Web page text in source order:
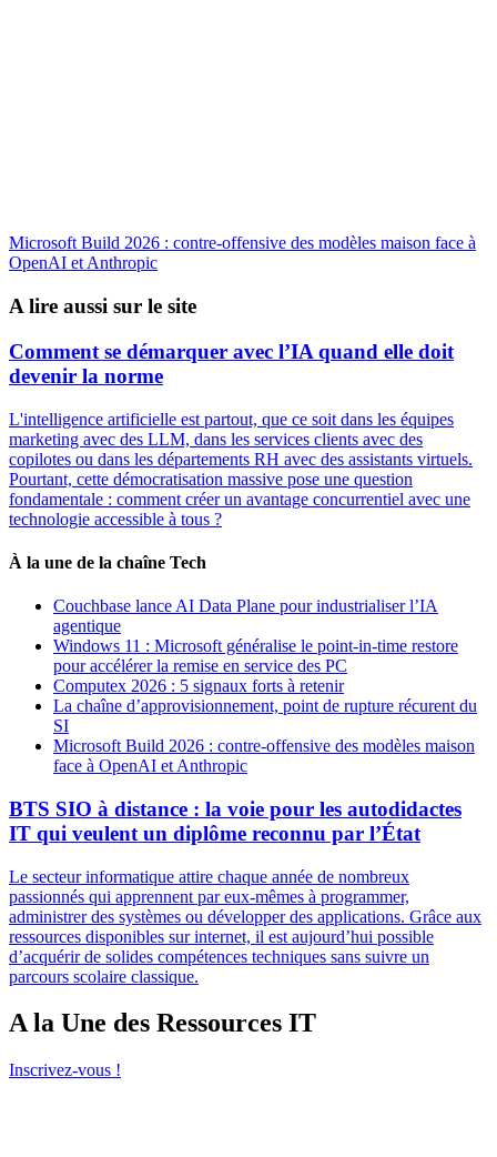
Microsoft Build 2026 : contre-offensive des modèles maison face à
OpenAI et Anthropic
A lire aussi sur le site
Comment se démarquer avec l’IA quand elle doit
devenir la norme
L'intelligence artificielle est partout, que ce soit dans les équipes
marketing avec des LLM, dans les services clients avec des
copilotes ou dans les départements RH avec des assistants virtuels.
Pourtant, cette démocratisation massive pose une question
fondamentale : comment créer un avantage concurrentiel avec une
technologie accessible à tous ?
À la une de la chaîne Tech
Couchbase lance AI Data Plane pour industrialiser l’IA
agentique
Windows 11 : Microsoft généralise le point-in-time restore
pour accélérer la remise en service des PC
Computex 2026 : 5 signaux forts à retenir
La chaîne d’approvisionnement, point de rupture récurent du
SI
Microsoft Build 2026 : contre-offensive des modèles maison
face à OpenAI et Anthropic
BTS SIO à distance : la voie pour les autodidactes
IT qui veulent un diplôme reconnu par l’État
Le secteur informatique attire chaque année de nombreux
passionnés qui apprennent par eux-mêmes à programmer,
administrer des systèmes ou développer des applications. Grâce aux
ressources disponibles sur internet, il est aujourd’hui possible
d’acquérir de solides compétences techniques sans suivre un
parcours scolaire classique.
A la Une des Ressources IT
Inscrivez-vous !